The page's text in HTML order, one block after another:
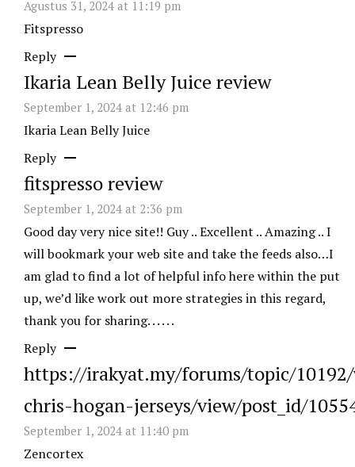
Agustus 31, 2024 at 11:19 pm
Fitspresso
Reply
Ikaria Lean Belly Juice review
September 1, 2024 at 12:46 pm
Ikaria Lean Belly Juice
Reply
fitspresso review
September 1, 2024 at 2:36 pm
Good day very nice site!! Guy .. Excellent .. Amazing .. I
will bookmark your web site and take the feeds also…I
am glad to find a lot of helpful info here within the put
up, we’d like work out more strategies in this regard,
thank you for sharing. . . . . .
Reply
https://irakyat.my/forums/topic/
chris-hogan-jerseys/view/post_id/
September 1, 2024 at 11:40 pm
Zencortex